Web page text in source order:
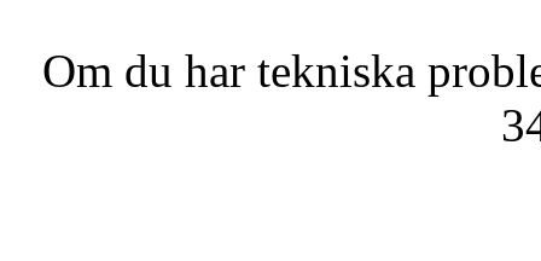
Om du har tekniska